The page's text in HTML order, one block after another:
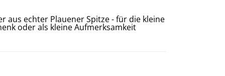
aus echter Plauener Spitze - für die kleine
oder als kleine Aufmerksamkeit